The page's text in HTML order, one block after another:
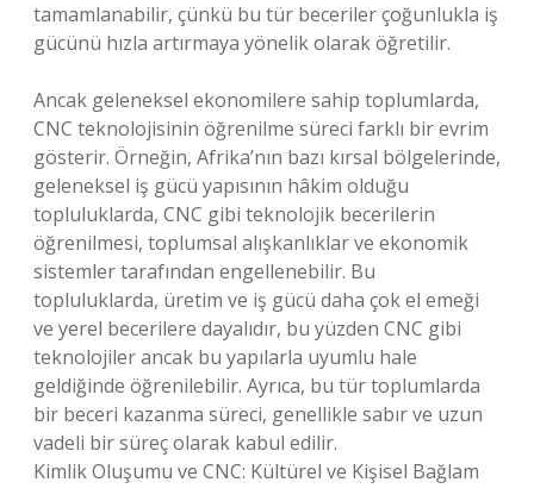
tamamlanabilir, çünkü bu tür beceriler çoğunlukla iş
gücünü hızla artırmaya yönelik olarak öğretilir.
Ancak geleneksel ekonomilere sahip toplumlarda,
CNC teknolojisinin öğrenilme süreci farklı bir evrim
gösterir. Örneğin, Afrika’nın bazı kırsal bölgelerinde,
geleneksel iş gücü yapısının hâkim olduğu
topluluklarda, CNC gibi teknolojik becerilerin
öğrenilmesi, toplumsal alışkanlıklar ve ekonomik
sistemler tarafından engellenebilir. Bu
topluluklarda, üretim ve iş gücü daha çok el emeği
ve yerel becerilere dayalıdır, bu yüzden CNC gibi
teknolojiler ancak bu yapılarla uyumlu hale
geldiğinde öğrenilebilir. Ayrıca, bu tür toplumlarda
bir beceri kazanma süreci, genellikle sabır ve uzun
vadeli bir süreç olarak kabul edilir.
Kimlik Oluşumu ve CNC: Kültürel ve Kişisel Bağlam